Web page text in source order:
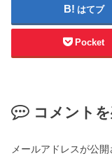
はてブ
Pocket
コメント
メールアドレスが公